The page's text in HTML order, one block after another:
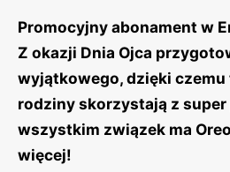
Promocyjny abonament w
Z okazji Dnia Ojca
wyjątkowego, dzięki
rodziny skorzystają z
wszystkim związek ma
więcej!